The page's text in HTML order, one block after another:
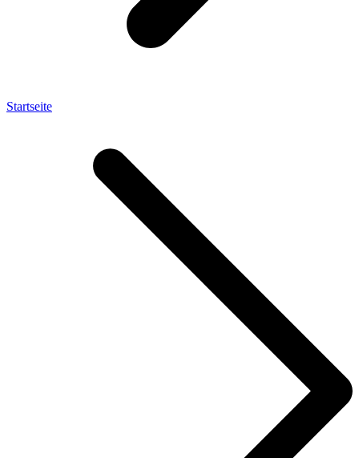
Startseite